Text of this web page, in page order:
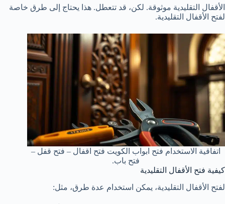
الأقفال التقليدية موثوقة. لكن، قد تتعطل. هذا يحتاج إلى طرق خاصة
لفتح الأقفال التقليدية.
اتفاقية الاستخدام فتح ابواب الكويت فتح اقفال – فتح قفل –
فتح باب.
كيفية فتح الأقفال التقليدية
لفتح الأقفال التقليدية، يمكن استخدام عدة طرق، مثل: